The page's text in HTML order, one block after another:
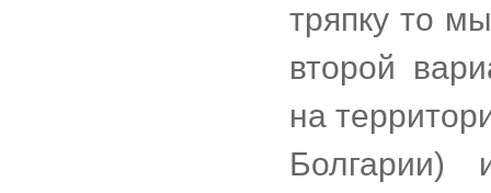
тряпку то
второй
на
Болгарии)